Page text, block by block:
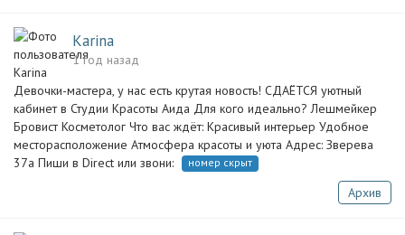
Karina
1 год назад
Девочки-мастера, у нас есть крутая новость! СДАЁТСЯ уютный
кабинет в Студии Красоты Аида Для кого идеально? Лешмейкер
Бровист Косметолог Что вас ждёт: Красивый интерьер Удобное
месторасположение Атмосфера красоты и уюта Адрес: Зверева
37а Пиши в Direct или звони:
номер скрыт
Архив